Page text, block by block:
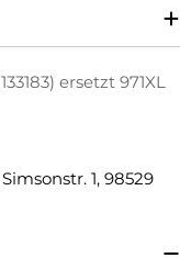
ersetzt 971XL
1, 98529